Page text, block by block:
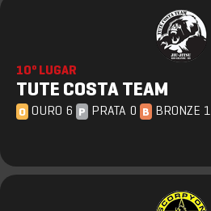
10º LUGAR
TUTE COSTA TEAM
O OURO 6 P PRATA 0 B BRONZE 1